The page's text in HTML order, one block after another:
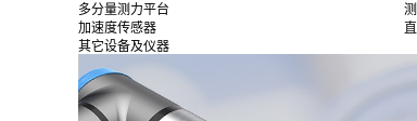
多分量测力平台
加速度传感器
其它设备及仪器